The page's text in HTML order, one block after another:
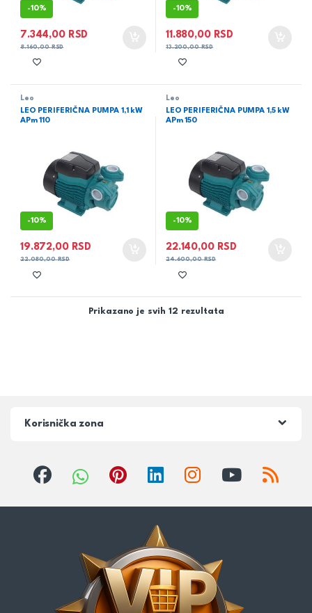
-10%
7.344,00 RSD
8.160,00RSD
-10%
11.880,00 RSD
13.200,00RSD
Leo
LEO PERIFERIČNA PUMPA 1,1 kW
APm 110
-10%
19.872,00 RSD
22.080,00RSD
Leo
LEO PERIFERIČNA PUMPA 1,5 kW
APm 150
-10%
22.140,00 RSD
24.600,00RSD
Prikazano je svih 12 rezultata
Korisnička zona